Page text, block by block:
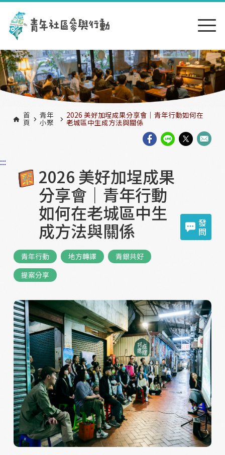
跳到主要內容區塊
首
頁
青年
小聚
2026 美好加埕成果分享會｜青年行動如何在
老城區中生成方法與關係
:::
2026 美好加埕成果
分享會｜青年行動
如何在老城區中生
成方法與關係
青年行動 地方轉譯
青銀共好
提案分享
發
問